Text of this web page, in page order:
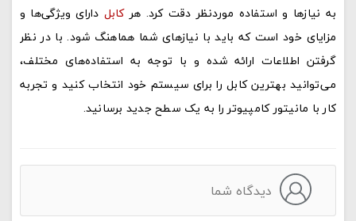
به نیازها و استفاده موردنظر دقت کرد. هرکابل دارای ویژگی‌ها و
مزایای خود است که باید با نیازهای شما هماهنگ شود. با در نظر
گرفتن اطلاعات ارائه شده و با توجه به استفاده‌های مختلف،
می‌توانید بهترین کابل را برای سیستم خود انتخاب کنید و تجربه
کار با مانیتور کامپیوتر را به یک سطح جدید برسانید.
دیدگاه شما